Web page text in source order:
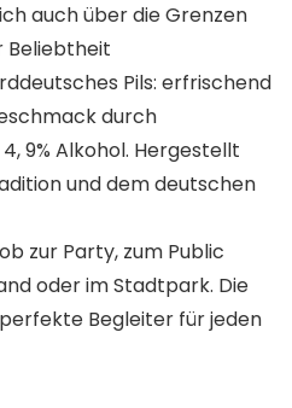
auch über die Grenzen
Beliebtheit
Pils: erfrischend
durch
9% Alkohol. Hergestellt
und dem deutschen
zur Party, zum Public
oder im Stadtpark. Die
Begleiter für jeden